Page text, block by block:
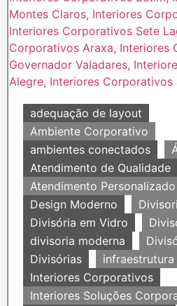
adequação de layout
Ambiente Corporativo
ambientes conectados
Atendimento de Qualidade
Atendimento Personalizado
Design Moderno
Divisória em Vidro
divisoria moderna
Divisórias
Interiores Corporativos
Interiores Soluções